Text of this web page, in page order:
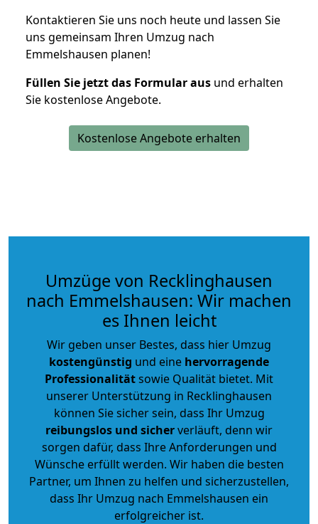
Kontaktieren Sie uns noch heute und lassen Sie
uns gemeinsam Ihren Umzug nach
Emmelshausen planen!
Füllen Sie jetzt das Formular aus und erhalten
Sie kostenlose Angebote.
Kostenlose Angebote erhalten
Umzüge von Recklinghausen
nach Emmelshausen: Wir machen
es Ihnen leicht
Wir geben unser Bestes, dass hier Umzug
kostengünstig und eine hervorragende
Professionalitätsowie Qualität bietet. Mit
unserer Unterstützung in Recklinghausen
können Sie sicher sein, dass Ihr Umzug
reibungslos und sicherverläuft, denn wir
sorgen dafür, dass Ihre Anforderungen und
Wünsche erfüllt werden. Wir haben die besten
Partner, um Ihnen zu helfen und sicherzustellen,
dass Ihr Umzug nach Emmelshausen ein
erfolgreicher ist.